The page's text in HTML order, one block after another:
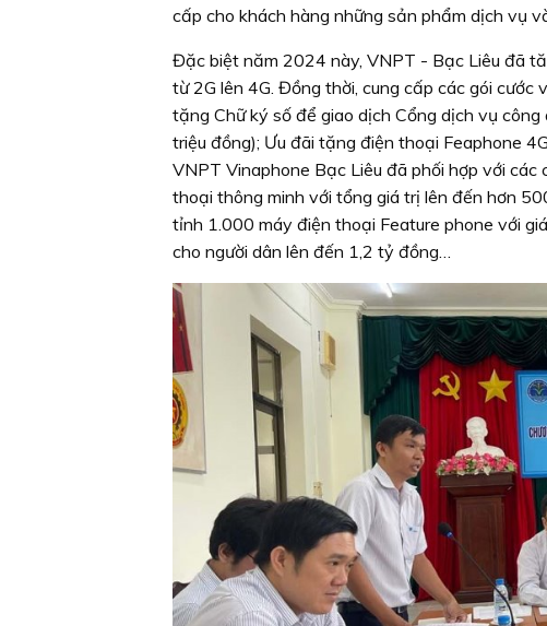
cấp cho khách hàng những sản phẩm dịch vụ
Đặc biệt năm 2024 này, VNPT - Bạc Liêu đã
từ 2G lên 4G. Đồng thời, cung cấp các gói
tặng Chữ ký số để giao dịch Cổng dịch vụ
triệu đồng); Ưu đãi tặng điện thoại Feaphone
VNPT Vinaphone Bạc Liêu đã phối hợp với
thoại thông minh với tổng giá trị lên đến hơn
tỉnh 1.000 máy điện thoại Feature phone với
cho người dân lên đến 1,2 tỷ đồng…